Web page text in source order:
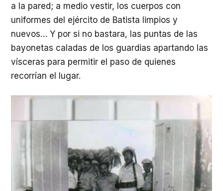
a la pared; a medio vestir, los cuerpos con
uniformes del ejército de Batista limpios y
nuevos… Y por si no bastara, las puntas de las
bayonetas caladas de los guardias apartando las
vísceras para permitir el paso de quienes
recorrían el lugar.